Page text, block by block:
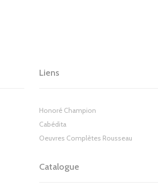
Liens
Honoré Champion
Cabédita
Oeuvres Complètes Rousseau
Catalogue